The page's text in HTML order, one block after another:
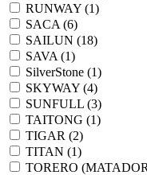
RUNWAY (1)
SACA (6)
SAILUN (18)
SAVA (1)
SilverStone (1)
SKYWAY (4)
SUNFULL (3)
TAITONG (1)
TIGAR (2)
TITAN (1)
TORERO